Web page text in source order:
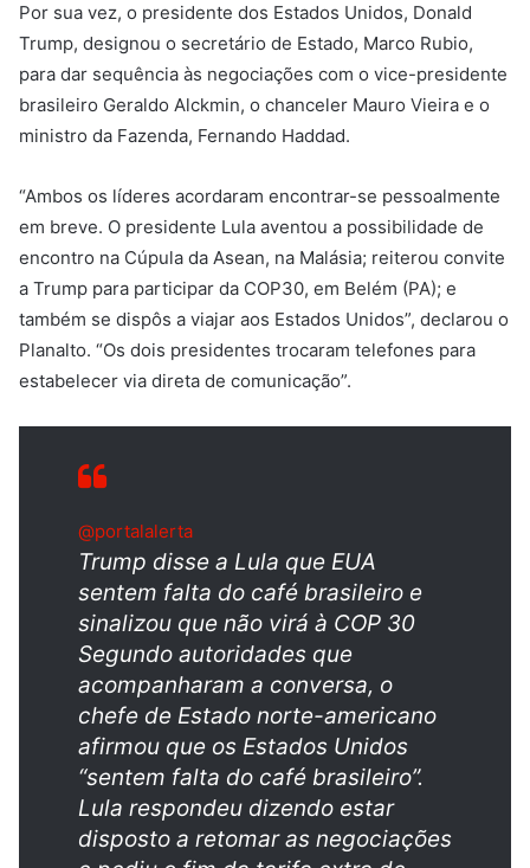
Por sua vez, o presidente dos Estados Unidos, Donald
Trump, designou o secretário de Estado, Marco Rubio,
para dar sequência às negociações com o vice-presidente
brasileiro Geraldo Alckmin, o chanceler Mauro Vieira e o
ministro da Fazenda, Fernando Haddad.
“Ambos os líderes acordaram encontrar-se pessoalmente
em breve. O presidente Lula aventou a possibilidade de
encontro na Cúpula da Asean, na Malásia; reiterou convite
a Trump para participar da COP30, em Belém (PA); e
também se dispôs a viajar aos Estados Unidos”, declarou o
Planalto. “Os dois presidentes trocaram telefones para
estabelecer via direta de comunicação”.
@portalalerta
Trump disse a Lula que EUA
sentem falta do café brasileiro e
sinalizou que não virá à COP 30
Segundo autoridades que
acompanharam a conversa, o
chefe de Estado norte-americano
afirmou que os Estados Unidos
“sentem falta do café brasileiro”.
Lula respondeu dizendo estar
disposto a retomar as negociações